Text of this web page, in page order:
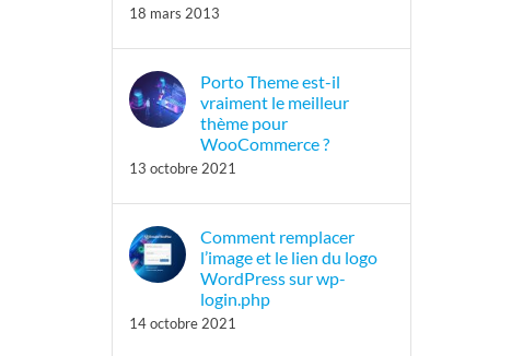
18 mars 2013
Porto Theme est-il
vraiment le meilleur
thème pour
WooCommerce ?
13 octobre 2021
Comment remplacer
l’image et le lien du logo
WordPress sur wp-
login.php
14 octobre 2021